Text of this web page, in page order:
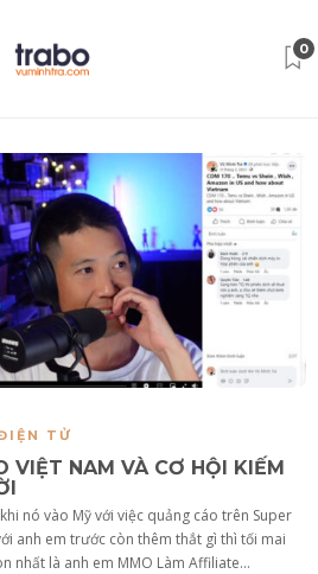
0
TỬ
VIỆT NAM VÀ CƠ HỘI KIẾM
nó vào Mỹ với việc quảng cáo trên Super
em trước còn thêm thắt gì thì tối mai
nhất là anh em MMO Làm Affiliate...